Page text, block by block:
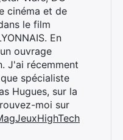
cinéma et de
le film
En
ouvrage
J'ai récemment
spécialiste
Hugues, sur la
moi sur